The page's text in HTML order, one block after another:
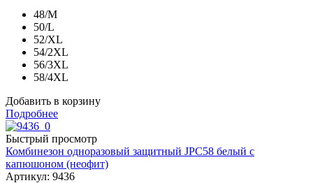
48/M
50/L
52/XL
54/2XL
56/3XL
58/4XL
Добавить в корзину
Подробнее
Быстрый просмотр
Комбинезон одноразовый защитный JPC58 белый с
капюшоном (неофит)
Артикул: 9436